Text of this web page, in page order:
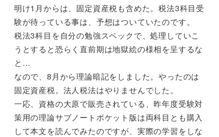
明け1月からは、固定資産税も含めた。税法3科目受
験が待っている事は、予想はついていたのです。
税法3科目を自分の勉強スペックで、処理していこ
うとすると恐らく直前期は地獄絵の様相を呈するな
と…
なので、8月から理論暗記をしました。やったのは
固定資産税。法人税法はやりませんでした。
一応、資格の大原で販売されている、昨年度受験対
策用の理論サブノートポケット版は両科目とも購入
して本文を読んでみたのですが、実際の学習をしな